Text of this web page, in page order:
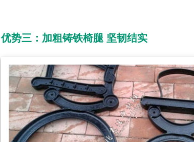
优势三：加粗铸铁椅腿 坚韧结实